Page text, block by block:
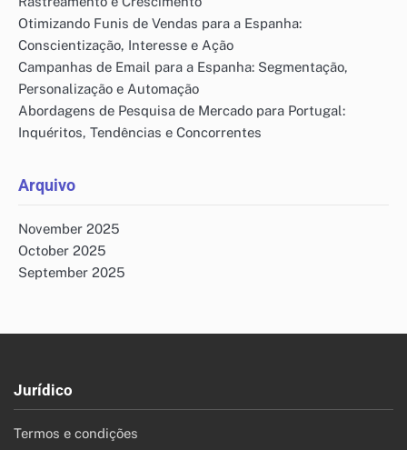
Otimizando Funis de Vendas para a Espanha:
Conscientização, Interesse e Ação
Campanhas de Email para a Espanha: Segmentação,
Personalização e Automação
Abordagens de Pesquisa de Mercado para Portugal:
Inquéritos, Tendências e Concorrentes
Arquivo
November 2025
October 2025
September 2025
Jurídico
Termos e condições